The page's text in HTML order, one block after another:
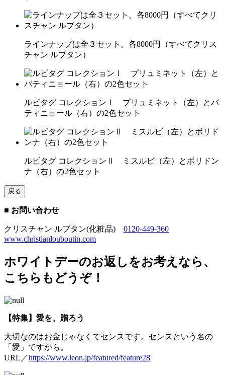
ラインナップは全３セット。各8000円（すべてクリス
チャン ルブタン）
ルビタグ コレクションⅠ プリュミネット（左）とバ
ティニョール（右）の2色セット
ルビタグ コレクションⅡ ミスルビ（左）とボリドン
ナ（右）の2色セット
戻る
■ お問い合わせ
クリスチャン ルブタン(化粧品) 0120-449-360
www.christianlouboutin.com
ホワイトデーのお返しをお考えなら、
こちらもどうぞ！
【特集】愛を、贈ろう
大切なのはお金じゃなくてセンスです。センスという名の
「愛」ですから。
URL／https://www.leon.jp/featured/feature28